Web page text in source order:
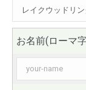
お名前(ローマ